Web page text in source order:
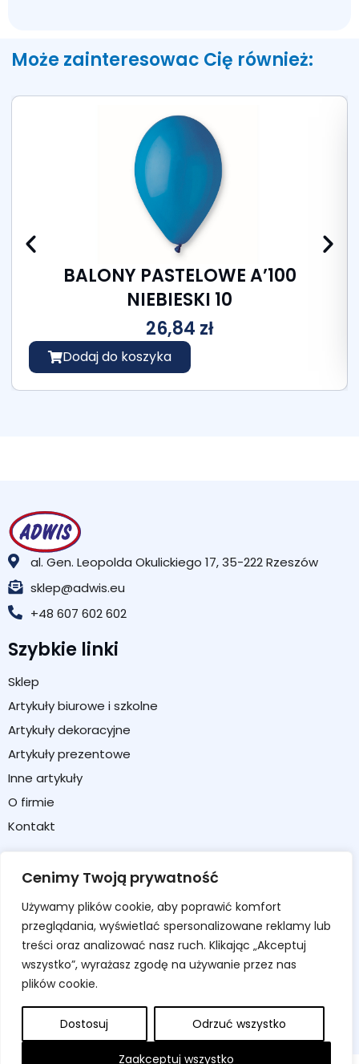
Cenimy Twoją prywatność
Używamy plików cookie, aby poprawić komfort
przeglądania, wyświetlać spersonalizowane reklamy lub
treści oraz analizować nasz ruch. Klikając „Akceptuj
wszystko”, wyrażasz zgodę na używanie przez nas
plików cookie.
Dostosuj Odrzuć wszystko
Zaakceptuj wszystko
Może zainteresowac Cię również:
BALONY PASTELOWE A’100
NIEBIESKI 10
26,84 zł
Dodaj do koszyka
al. Gen. Leopolda Okulickiego 17, 35-222 Rzeszów
sklep@adwis.eu
+48 607 602 602
Szybkie linki
Sklep
Artykuły biurowe i szkolne
Artykuły dekoracyjne
Artykuły prezentowe
Inne artykuły
O firmie
Kontakt
Koszyk
Formularz zwrotu / reklamacji
Regulamin sklepu
Polityka prywatności